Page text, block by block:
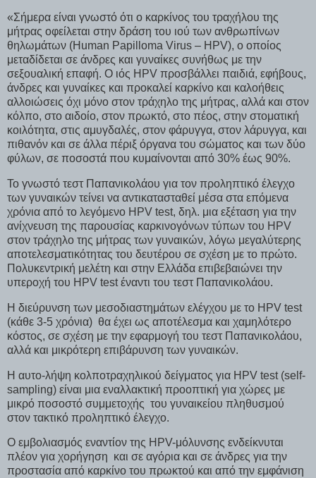
«Σήμερα είναι γνωστό ότι ο καρκίνος του τραχήλου της
μήτρας οφείλεται στην δράση του ιού των ανθρωπίνων
θηλωμάτων (Human Papilloma Virus – HPV), o oποίος
μεταδίδεται σε άνδρες και γυναίκες συνήθως με την
σεξουαλική επαφή. Ο ιός HPV προσβάλλει παιδιά, εφήβους,
άνδρες και γυναίκες και προκαλεί καρκίνο και καλοήθεις
αλλοιώσεις όχι μόνο στον τράχηλο της μήτρας, αλλά και στον
κόλπο, στο αιδοίο, στον πρωκτό, στο πέος, στην στοματική
κοιλότητα, στις αμυγδαλές, στον φάρυγγα, στον λάρυγγα, και
πιθανόν και σε άλλα πέριξ όργανα του σώματος και των δύο
φύλων, σε ποσοστά που κυμαίνονται από 30% έως 90%.
Το γνωστό τεστ Παπανικολάου για τον προληπτικό έλεγχο
των γυναικών τείνει να αντικατασταθεί μέσα στα επόμενα
χρόνια από το λεγόμενο HPV test, δηλ. μια εξέταση για την
ανίχνευση της παρουσίας καρκινογόνων τύπων του HPV
στον τράχηλο της μήτρας των γυναικών, λόγω μεγαλύτερης
αποτελεσματικότητας του δευτέρου σε σχέση με το πρώτο.
Πολυκεντρική μελέτη και στην Ελλάδα επιβεβαιώνει την
υπεροχή του HPV test έναντι του τεστ Παπανικολάου.
Η διεύρυνση των μεσοδιαστημάτων ελέγχου με το HPV test
(κάθε 3-5 χρόνια) θα έχει ως αποτέλεσμα και χαμηλότερο
κόστος, σε σχέση με την εφαρμογή του τεστ Παπανικολάου,
αλλά και μικρότερη επιβάρυνση των γυναικών.
Η αυτο-λήψη κολποτραχηλικού δείγματος για HPV test (self-
sampling) είναι μια εναλλακτική προοπτική για χώρες με
μικρό ποσοστό συμμετοχής του γυναικείου πληθυσμού
στον τακτικό προληπτικό έλεγχο.
Ο εμβολιασμός εναντίον της HPV-μόλυνσης ενδείκνυται
πλέον για χορήγηση και σε αγόρια και σε άνδρες για την
προστασία από καρκίνο του πρωκτού και από την εμφάνιση